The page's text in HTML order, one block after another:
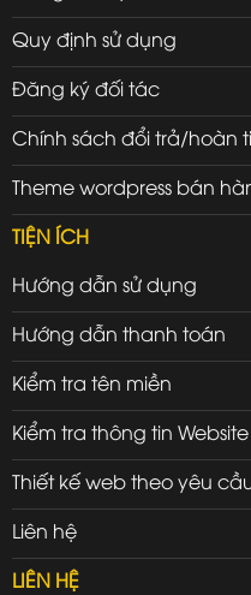
Quy định sử dụng
Đăng ký đối tác
Chính sách đổi trả/hoàn
Theme wordpress bán
TIỆN ÍCH
Hướng dẫn sử dụng
Hướng dẫn thanh toán
Kiểm tra tên miền
Kiểm tra thông tin Website
Thiết kế web theo yêu
Liên hệ
LIÊN HỆ